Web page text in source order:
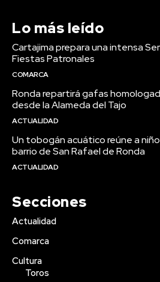
Lo más leído
Cartajima prepara una intensa
Fiestas Patronales
COMARCA
Ronda repartirá gafas
desde la Alameda del Tajo
ACTUALIDAD
Un tobogán acuático reúne a
barrio de San Rafael de Ronda
ACTUALIDAD
Secciones
Actualidad
Comarca
Cultura
Toros